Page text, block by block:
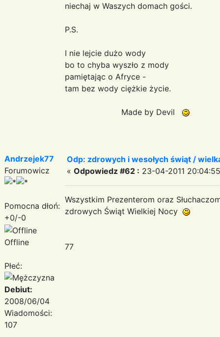
niechaj w Waszych domach gości.
P.S.
I nie lejcie dużo wody
bo to chyba wyszło z mody
pamiętając o Afryce -
tam bez wody ciężkie życie.
Made by Devil
Andrzejek77
Forumowicz
Pomocna dłoń:
+0/-0
Offline
Płeć:
Debiut:
2008/06/04
Wiadomości:
107
Odp: zdrowych i wesołych świąt /
« Odpowiedz #62 : 23-04-2011
Wszystkim Prezenterom oraz
zdrowych Świąt Wielkiej Nocy
77